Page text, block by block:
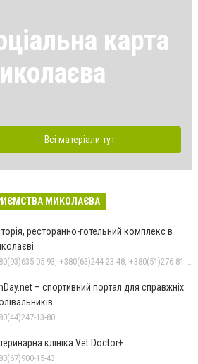
карта
Всі матеріали тут
МИКОЛАЄВА
ресторанно-готельний комплекс в
– спортивний портал для справжніх
13-80
клініка Vet.Doctor+
15-43